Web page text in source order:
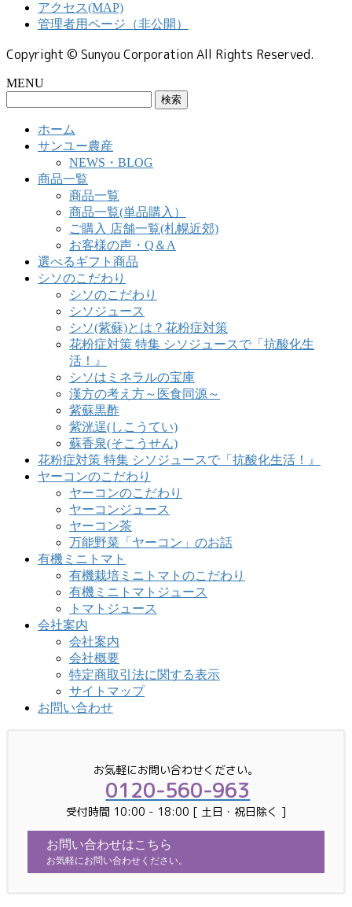
アクセス(MAP)
管理者用ページ（非公開）
Copyright © Sunyou Corporation All Rights Reserved.
MENU
ホーム
サンユー農産
NEWS・BLOG
商品一覧
商品一覧
商品一覧(単品購入）
ご購入 店舗一覧(札幌近郊)
お客様の声・Q＆A
選べるギフト商品
シソのこだわり
シソのこだわり
シソジュース
シソ(紫蘇)とは？花粉症対策
花粉症対策 特集 シソジュースで「抗酸化生
活！』
シソはミネラルの宝庫
漢方の考え方～医食同源～
紫蘇黒酢
紫洸逞(しこうてい)
蘇香泉(そこうせん)
花粉症対策 特集 シソジュースで「抗酸化生活！』
ヤーコンのこだわり
ヤーコンのこだわり
ヤーコンジュース
ヤーコン茶
万能野菜「ヤーコン」のお話
有機ミニトマト
有機栽培ミニトマトのこだわり
有機ミニトマトジュース
トマトジュース
会社案内
会社案内
会社概要
特定商取引法に関する表示
サイトマップ
お問い合わせ
お気軽にお問い合わせください。
0120-560-963
受付時間 10:00 - 18:00 [ 土日・祝日除く ]
お問い合わせはこちら
お気軽にお問い合わせください。